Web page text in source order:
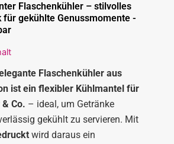
Flaschenkühler – stilvolles
für gekühlte Genussmomente -
Flaschenkühler aus
ist ein flexibler Kühlmantel für
Co. – ideal, um Getränke
gekühlt zu servieren. Mit
wird daraus ein